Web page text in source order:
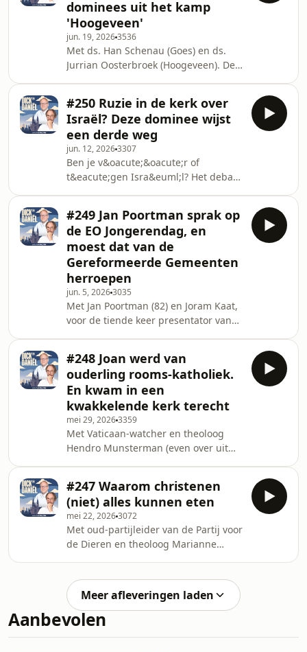
over het spreken (of het niet-spreken)
van de kerk over Isra&euml;l en Gaza.
Daar bovenop kwam een
bestuurscrisis bij de
dienstenorganisatie na ND-
onderzoek. En dan wil Kees nog
dominees uit het kamp
'Hoogeveen'
jun. 19, 20263536
Met ds. Han Schenau (Goes) en ds.
Jurrian Oosterbroek (Hoogeveen). De
van de zwaar gehavende Christelijke
Gereformeerde Kerken (CGK)
voorbereidt. Die vergadering moet in
september in Hoogeveen
plaatsvinden. De Christelijke
Gereformeerde Kerken scheuren
&ndash; over de vrouw in het ambt,
over homoseksuele relaties, en dieper
nog: ov
#250 Ruzie in de kerk over
Israël? Deze dominee wijst
een derde weg
jun. 12, 20263307
Ben je v&oacute;&oacute;r of
t&eacute;gen Isra&euml;l? Het debat
verbondenheid met Isra&euml;l wordt
gevoeld, maar je van het leed van de
Palestijnen ook niet kunt wegkijken.
Toch blijken ook kerkgangers dat
gesprek onderling bijna niet meer te
kunnen voeren. Waarom lukt dat juist
rond Isra&euml;l zo slecht? En is er
een weg uit
#249 Jan Poortman sprak op
de EO Jongerendag, en
moest dat van de
Gereformeerde Gemeenten
herroepen
jun. 5, 20263035
Met Jan Poortman (82) en Joram Kaat,
voor de tiende keer presentator van
weer 15.000 tieners Ahoy in
Rotterdam binnen. Voor hele
generaties christenen een
onvergetelijke ervaring. Maar voor Jan
Poortman betekende het feest ook
een ander verhaal.&nbsp; Het zijn de
jaren tachtig. Jan is lid van de
Gereformeerde Gemeenten, maa
#248 Joan werd van
ouderling rooms-katholiek.
En kwam in een
kwakkelende kerk terecht
mei 29, 20263359
Met Vaticaan-watcher en theoloog
Hendro Munsterman (even over uit
Rooms-Katholieke Kerk. Officieel zijn
er 3,5 miljoen katholieken in
Nederland, maar schijn bedriegt. Op
zondag bezoeken maar zo'n 90.000
mensen een katholieke misviering.
Gebouwen sluiten, parochies fuseren
en elk jaar verliest de kerk meer dan
60.000 mensen. Maar er zi
#247 Waarom christenen
(niet) alles kunnen eten
mei 22, 20263072
Met oud-partijleider van de Partij voor
de Dieren en theoloog Marianne
kennen geen spijswetten of lijstjes
met verboden voedsel. Maar betekent
dat ook dat eten een neutraal
onderwerp is? Heeft de Bijbel
Meer afleveringen laden
Aanbevolen